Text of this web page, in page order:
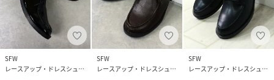
SFW
レースアップ・ドレスシューズ
SFW
レースアップ・ドレスシューズ
SFW
レースアップ・ドレスシューズ